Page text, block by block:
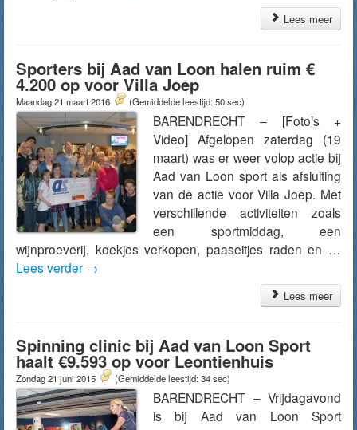
Lees meer
Sporters bij Aad van Loon halen ruim €
4.200 op voor Villa Joep
Maandag 21 maart 2016 (Gemiddelde leestijd: 50 sec)
BARENDRECHT – [Foto’s +
Video] Afgelopen zaterdag (19
maart) was er weer volop actie bij
Aad van Loon sport als afsluiting
van de actie voor Villa Joep. Met
verschillende activiteiten zoals
een sportmiddag, een
wijnproeverij, koekjes verkopen, paaseitjes raden en …
Lees verder →
Lees meer
Spinning clinic bij Aad van Loon Sport
haalt €9.593 op voor Leontienhuis
Zondag 21 juni 2015 (Gemiddelde leestijd: 34 sec)
BARENDRECHT – Vrijdagavond
is bij Aad van Loon Sport